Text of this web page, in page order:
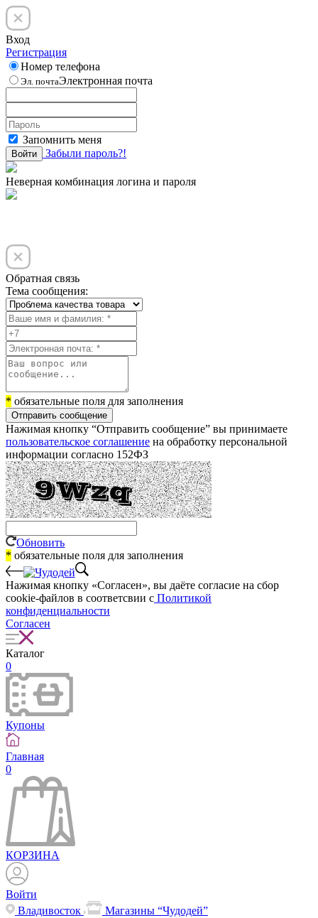
Вход
Регистрация
Номер телефона
Эл. почтаЭлектронная почта
Запомнить меня
Войти Забыли пароль?!
Неверная комбинация логина и пароля
Обратная связь
Тема сообщения:
* обязательные поля для заполнения
Отправить сообщение
Нажимая кнопку “Отправить сообщение” вы принимаете
пользовательское соглашение на обработку персональной
информации согласно 152ФЗ
Обновить
* обязательные поля для заполнения
Нажимая кнопку «Согласен», вы даёте cогласие на сбор
cookie-файлов в соответсвии с Политикой
конфиденциальности
Согласен
Каталог
0
Купоны
Главная
0
КОРЗИНА
Войти
Владивосток
Магазины “Чудодей”